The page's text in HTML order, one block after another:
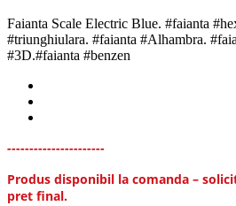
Faianta Scale Electric Blue. #faianta
#triunghiulara. #faianta #Alhambra.
#3D.#faianta #benzen
----------------------
Produs disponibil la comanda –
pret final.